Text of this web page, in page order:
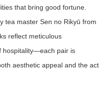
that bring good fortune.
tea master Sen no Rikyū from
reflect meticulous
hospitality—each pair is
aesthetic appeal and the act